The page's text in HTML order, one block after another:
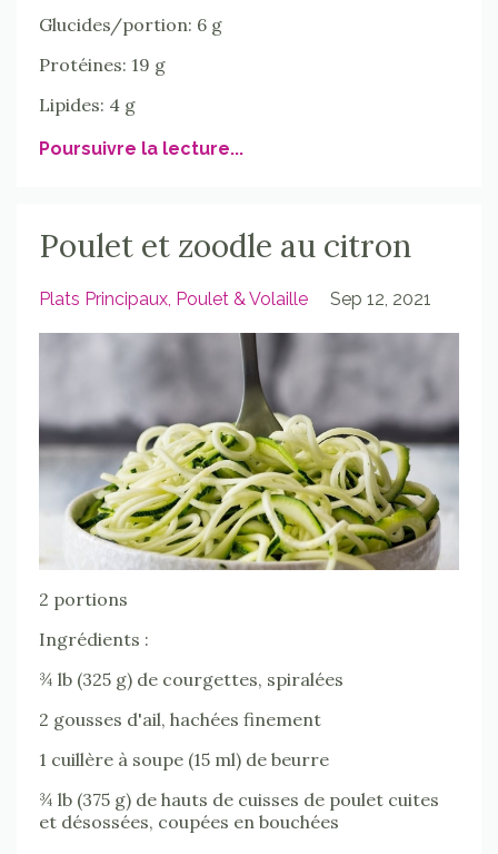
Glucides/portion: 6 g
Protéines: 19 g
Lipides: 4 g
Poursuivre la lecture...
Poulet et zoodle au citron
Plats Principaux Poulet & Volaille Sep 12, 2021
2 portions
Ingrédients :
¾ lb (325 g) de courgettes, spiralées
2 gousses d'ail, hachées finement
1 cuillère à soupe (15 ml) de beurre
¾ lb (375 g) de hauts de cuisses de poulet cuites
et désossées, coupées en bouchées